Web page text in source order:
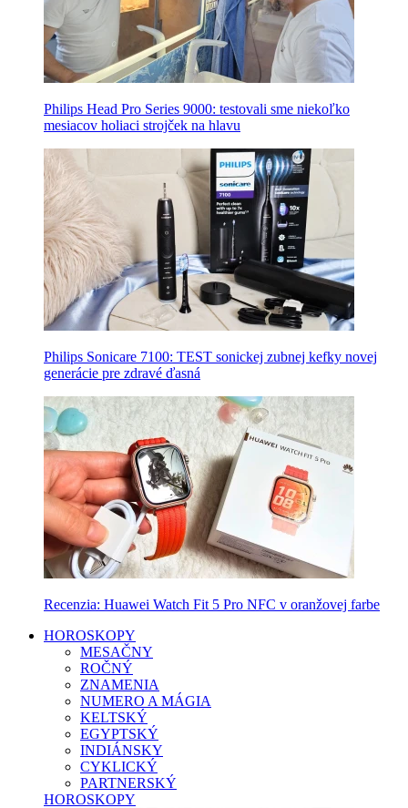
Philips Head Pro Series 9000: testovali sme niekoľko
mesiacov holiaci strojček na hlavu
Philips Sonicare 7100: TEST sonickej zubnej kefky novej
generácie pre zdravé ďasná
Recenzia: Huawei Watch Fit 5 Pro NFC v oranžovej farbe
HOROSKOPY
MESAČNY
ROČNÝ
ZNAMENIA
NUMERO A MÁGIA
KELTSKÝ
EGYPTSKÝ
INDIÁNSKY
CYKLICKÝ
PARTNERSKÝ
HOROSKOPY